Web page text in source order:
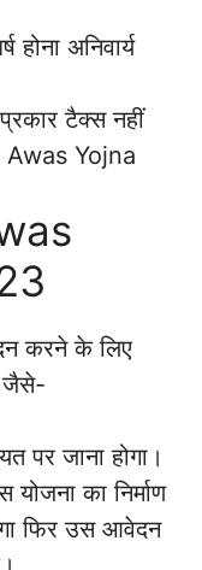
अनिवार्य
टैक्स नहीं
Awas Yojna
करने के लिए
जैसे-
पर जाना होगा।
का निर्माण
फिर उस आवेदन